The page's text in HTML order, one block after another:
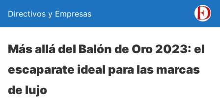
Directivos y Empresas
Más allá del Balón de Oro 2023: el
escaparate ideal para las marcas
de lujo